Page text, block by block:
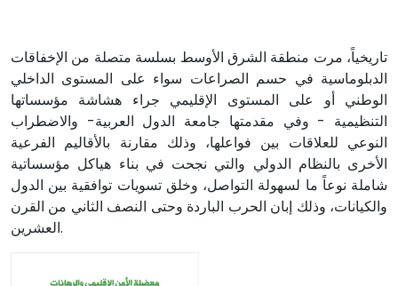
تاريخياً، مرت منطقة الشرق الأوسط بسلسة متصلة من الإخفاقات
الدبلوماسية في حسم الصراعات سواء على المستوى الداخلي
الوطني أو على المستوى الإقليمي جراء هشاشة مؤسساتها
التنظيمية - وفي مقدمتها جامعة الدول العربية- والاضطراب
النوعي للعلاقات بين فواعلها، وذلك مقارنة بالأقاليم الفرعية
الأخرى بالنظام الدولي والتي نجحت في بناء هياكل مؤسساتية
شاملة نوعاً ما لسهولة التواصل، وخلق تسويات توافقية بين الدول
والكيانات، وذلك إبان الحرب الباردة وحتى النصف الثاني من القرن
العشرين.